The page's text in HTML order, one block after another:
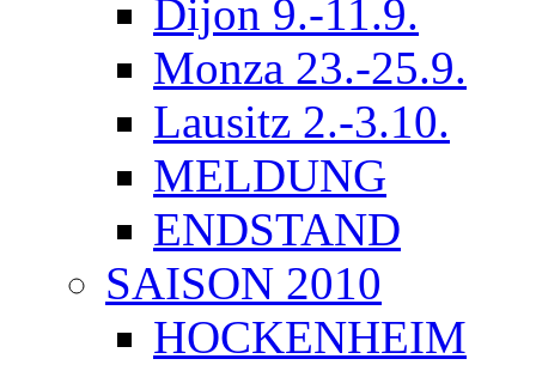
Dijon 9.-11.9.
Monza 23.-25.9.
Lausitz 2.-3.10.
MELDUNG
ENDSTAND
SAISON 2010
HOCKENHEIM